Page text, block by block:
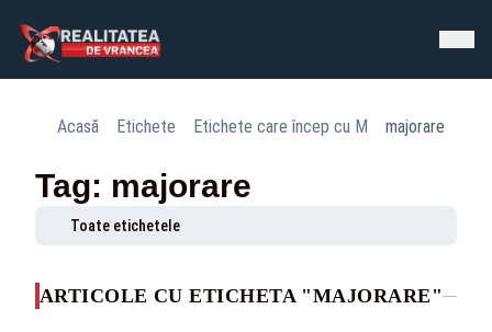
Acasă Etichete Etichete care încep cu M majorare
Tag: majorare
Toate etichetele
ARTICOLE CU ETICHETA "MAJORARE"